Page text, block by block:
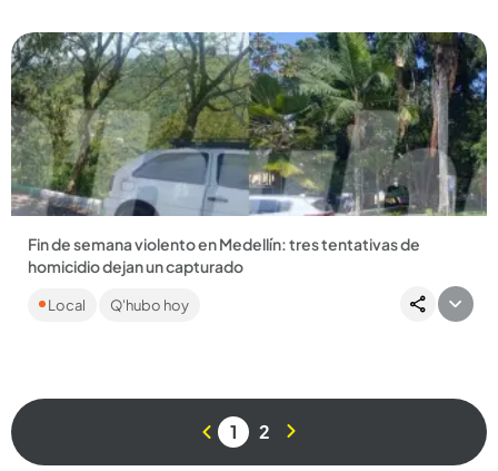
Compartir Noticia
Fin de semana violento en Medellín: tres tentativas de
homicidio dejan un capturado
barrio Antonio Nariño; los tres se encuentran en centros
Local Q'hubo hoy
1 2